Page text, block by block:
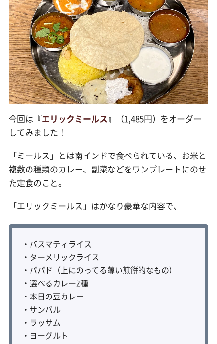
今回は『エリックミールス 』（1,485円）をオーダー
してみました！
「ミールス」とは南インドで食べられている、お米と
複数の種類のカレー、副菜などをワンプレートにのせ
た定食のこと。
「エリックミールス」はかなり豪華な内容で、
・バスマティライス
・ターメリックライス
・パパド（上にのってる薄い煎餅的なもの）
・選べるカレー2種
・本日の豆カレー
・サンバル
・ラッサム
・ヨーグルト